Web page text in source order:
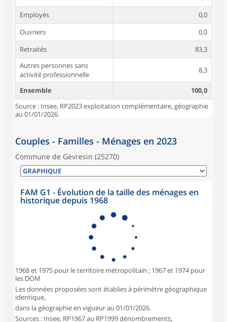
Employés
0,0
Ouvriers
0,0
Retraités
83,3
Autres personnes sans
activité professionnelle
8,3
Ensemble
100,0
Source : Insee, RP2023 exploitation complémentaire, géographie
au 01/01/2026.
Couples - Familles - Ménages en 2023
Commune de Gevresin (25270)
FAM G1 - Évolution de la taille des ménages en
historique depuis 1968
1968 et 1975 pour le territoire métropolitain ; 1967 et 1974 pour
les DOM
Les données proposées sont établies à périmètre géographique
identique,
dans la géographie en vigueur au 01/01/2026.
Sources : Insee, RP1967 au RP1999 dénombrements,